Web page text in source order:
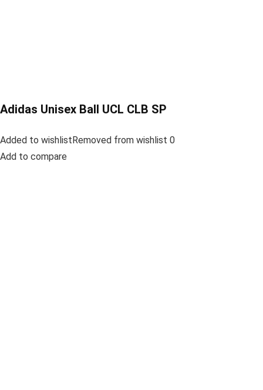
Adidas Unisex Ball UCL CLB SP
Added to wishlistRemoved from wishlist 0
Add to compare